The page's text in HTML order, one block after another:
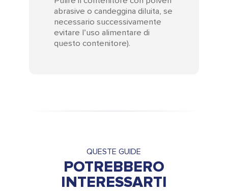
abrasive o candeggina diluita, se
necessario successivamente
evitare l’uso alimentare di
questo contenitore).
QUESTE GUIDE
POTREBBERO
INTERESSARTI